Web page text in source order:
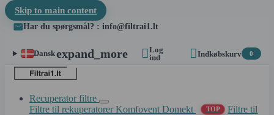
Skip to main content
Har du spørgsmål? : info@filtrai1.lt
Danskexpand_more Log
ind
Indkøbskurv 0
Recuperator filtre
Filtre til rekuperatorer Komfovent Domekt
TOP
Filtre til